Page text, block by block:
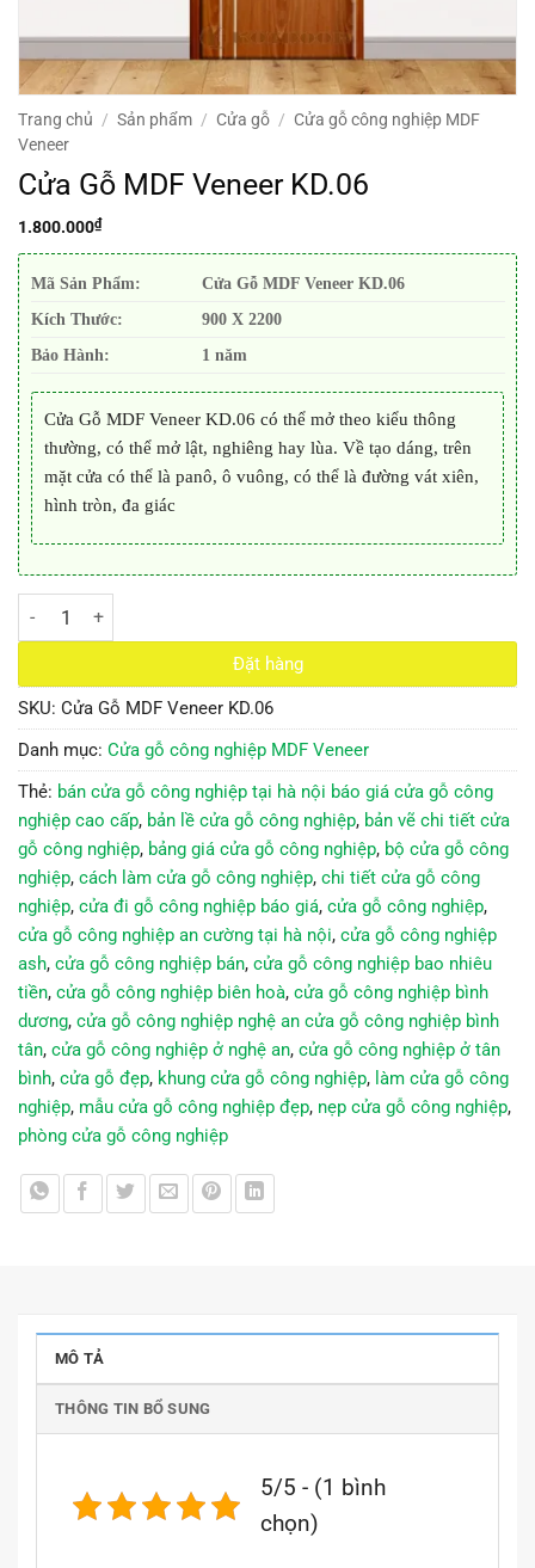
Trang chủ / Sản phẩm / Cửa gỗ / Cửa gỗ công nghiệp MDF
Veneer
Cửa Gỗ MDF Veneer KD.06
1.800.000₫
Mã Sản Phẩm:
Cửa Gỗ MDF Veneer KD.06
Kích Thước:
900 X 2200
Bảo Hành:
1 năm
Cửa Gỗ MDF Veneer KD.06 có thể mở theo kiểu thông
thường, có thể mở lật, nghiêng hay lùa. Về tạo dáng, trên
mặt cửa có thể là panô, ô vuông, có thể là đường vát xiên,
hình tròn, đa giác
Cửa Gỗ MDF Veneer KD.06 số lượng
Đặt hàng
SKU: Cửa Gỗ MDF Veneer KD.06
Danh mục: Cửa gỗ công nghiệp MDF Veneer
Thẻ: bán cửa gỗ công nghiệp tại hà nội báo giá cửa gỗ công
nghiệp cao cấp, bản lề cửa gỗ công nghiệp, bản vẽ chi tiết cửa
gỗ công nghiệp, bảng giá cửa gỗ công nghiệp, bộ cửa gỗ công
nghiệp, cách làm cửa gỗ công nghiệp, chi tiết cửa gỗ công
nghiệp, cửa đi gỗ công nghiệp báo giá, cửa gỗ công nghiệp,
cửa gỗ công nghiệp an cường tại hà nội, cửa gỗ công nghiệp
ash, cửa gỗ công nghiệp bán, cửa gỗ công nghiệp bao nhiêu
tiền, cửa gỗ công nghiệp biên hoà, cửa gỗ công nghiệp bình
dương, cửa gỗ công nghiệp nghệ an cửa gỗ công nghiệp bình
tân, cửa gỗ công nghiệp ở nghệ an, cửa gỗ công nghiệp ở tân
bình, cửa gỗ đẹp, khung cửa gỗ công nghiệp, làm cửa gỗ công
nghiệp, mẫu cửa gỗ công nghiệp đẹp, nẹp cửa gỗ công nghiệp,
phòng cửa gỗ công nghiệp
MÔ TẢ
THÔNG TIN BỔ SUNG
5/5 - (1 bình
chọn)